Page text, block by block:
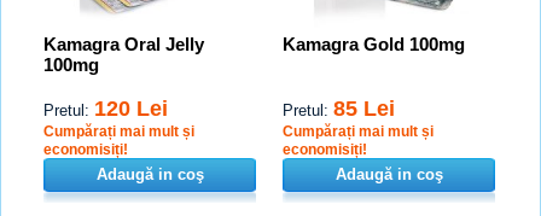
Kamagra Oral Jelly
100mg
Pretul: 120 Lei
Cumpărați mai mult și
economisiți!
Adaugă in coş
Kamagra Gold 100mg
Pretul: 85 Lei
Cumpărați mai mult și
economisiți!
Adaugă in coş